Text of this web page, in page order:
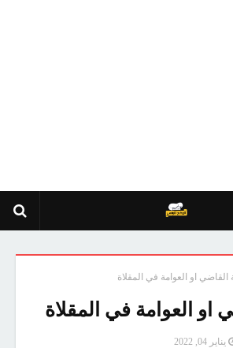
القاضي او العوامة في المقلاة
او العوامة في المقلاة
يناير 04, 2022